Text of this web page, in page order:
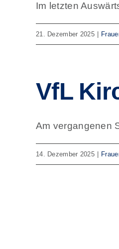
Im letzten
21. Dezember 2025
VfL
Am vergangenen
14. Dezember 2025